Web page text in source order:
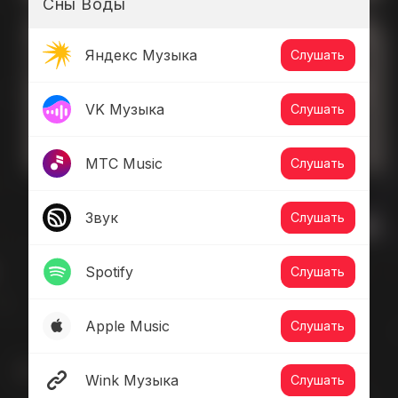
Сны Воды
Яндекс Музыка Слушать
VK Музыка Слушать
МТС Music Слушать
Звук Слушать
Spotify Слушать
Apple Music Слушать
Wink Музыка Слушать